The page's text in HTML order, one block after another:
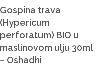
Gospina trava
(Hypericum
perforatum) BIO u
maslinovom ulju 30ml
– Oshadhi